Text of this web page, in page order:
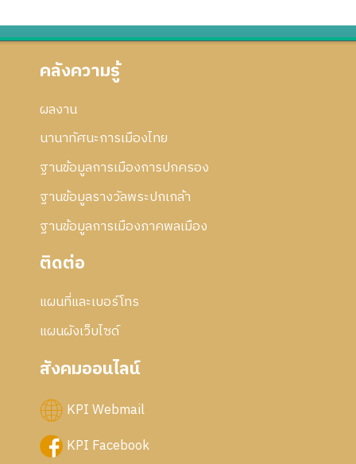
จิ
ก
คลังความรู้
ผลงาน
นานาทัศนะการเมืองไทย
ฐานข้อมูลการเมืองการปกครอง
ฐานข้อมูลรางวัลพระปกเกล้า
ฐานข้อมูลการเมืองภาคพลเมือง
ติดต่อ
แผนที่และเบอร์โทร
แผนผังเว็บไซด์
สังคมออนไลน์
KPI Webmail
KPI Facebook